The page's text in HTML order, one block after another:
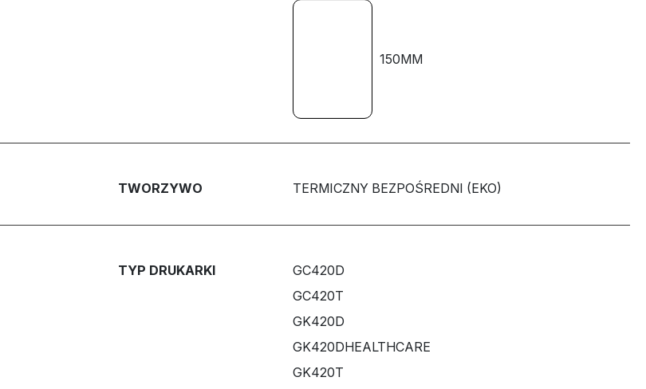
150MM
TWORZYWO TERMICZNY BEZPOŚREDNI (EKO)
TYP DRUKARKI
GC420D
GC420T
GK420D
GK420DHEALTHCARE
GK420T